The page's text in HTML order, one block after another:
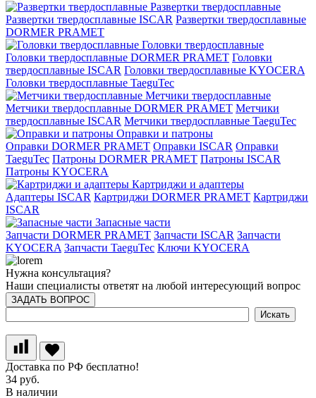
Развертки твердосплавные
Развертки твердосплавные ISCAR Развертки твердосплавные
DORMER PRAMET
Головки твердосплавные
Головки твердосплавные DORMER PRAMET Головки
твердосплавные ISCAR Головки твердосплавные KYOCERA
Головки твердосплавные TaeguTec
Метчики твердосплавные
Метчики твердосплавные DORMER PRAMET Метчики
твердосплавные ISCAR Метчики твердосплавные TaeguTec
Оправки и патроны
Оправки DORMER PRAMET Оправки ISCAR Оправки
TaeguTec Патроны DORMER PRAMET Патроны ISCAR
Патроны KYOCERA
Картриджи и адаптеры
Адаптеры ISCAR Картриджи DORMER PRAMET Картриджи
ISCAR
Запасные части
Запчасти DORMER PRAMET Запчасти ISCAR Запчасти
KYOCERA Запчасти TaeguTec Ключи KYOCERA
Нужна консультация?
Наши специалисты ответят на любой интересующий вопрос
ЗАДАТЬ ВОПРОС
Доставка по РФ бесплатно!
34 руб.
В наличии